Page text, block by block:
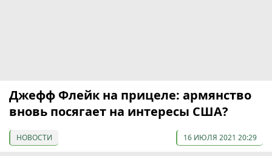
Джефф Флейк на прицеле: армянство
вновь посягает на интересы США?
НОВОСТИ 16 ИЮЛЯ 2021 20:29